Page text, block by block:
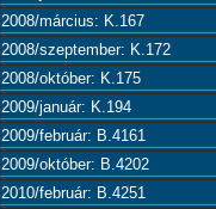
2008/március: K.167
2008/szeptember: K.172
2008/október: K.175
2009/január: K.194
2009/február: B.4161
2009/október: B.4202
2010/február: B.4251